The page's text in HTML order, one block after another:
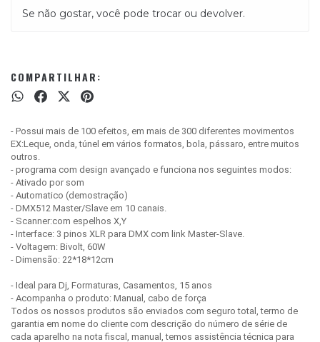
Se não gostar, você pode trocar ou devolver.
COMPARTILHAR:
- Possui mais de 100 efeitos, em mais de 300 diferentes movimentos
EX:Leque, onda, túnel em vários formatos, bola, pássaro, entre muitos
outros.
- programa com design avançado e funciona nos seguintes modos:
- Ativado por som
- Automatico (demostração)
- DMX512 Master/Slave em 10 canais.
- Scanner:com espelhos X,Y
- Interface: 3 pinos XLR para DMX com link Master-Slave.
- Voltagem: Bivolt, 60W
- Dimensão: 22*18*12cm
- Ideal para Dj, Formaturas, Casamentos, 15 anos
- Acompanha o produto: Manual, cabo de força
Todos os nossos produtos são enviados com seguro total, termo de
garantia em nome do cliente com descrição do número de série de
cada aparelho na nota fiscal, manual, temos assistência técnica para